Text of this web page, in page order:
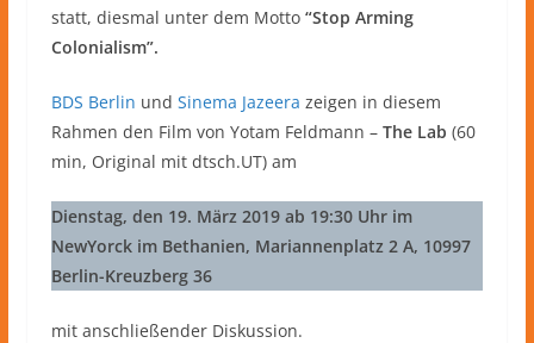
statt, diesmal unter dem Motto “Stop Arming
Colonialism”.
BDS Berlin und Sinema Jazeera zeigen in diesem
Rahmen den Film von Yotam Feldmann – The Lab (60
min, Original mit dtsch.UT) am
Dienstag, den 19. März 2019 ab 19:30 Uhr im
NewYorck im Bethanien, Mariannenplatz 2 A, 10997
Berlin-Kreuzberg 36
mit anschließender Diskussion.